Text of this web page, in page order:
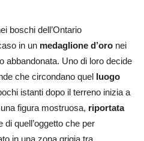
boschi dell’Ontario
in un medaglione d’oro nei
abbandonata. Uno di loro decide
che circondano quel luogo
istanti dopo il terreno inizia a
figura mostruosa, riportata
quell’oggetto che per
in una zona grigia tra